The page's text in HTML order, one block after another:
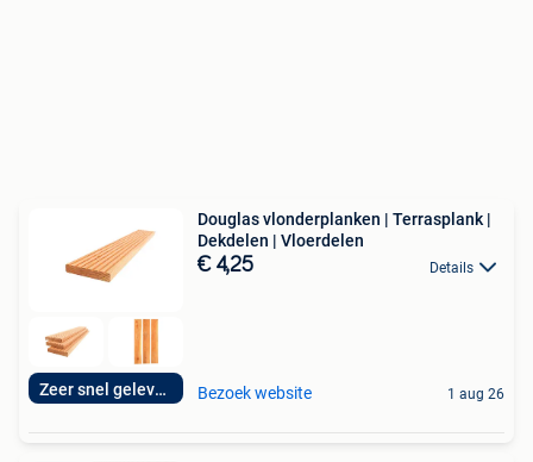
Zeer snel geleverd
Douglas vlonderplanken | Terrasplank |
Dekdelen | Vloerdelen
€ 4,25 Details
Bezoek website 1 aug 26